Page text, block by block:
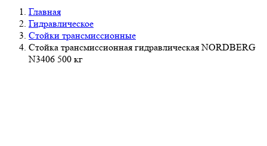
Главная
Гидравлическое
Стойки трансмиссионные
Стойка трансмиссионная гидравлическая NORDBERG
N3406 500 кг